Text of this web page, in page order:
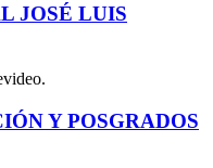
JOSÉ LUIS
Y POSGRADOS